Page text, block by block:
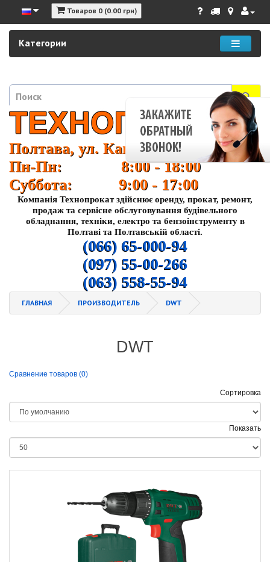
Товаров 0 (0.00 грн)
Категории
Полтава, ул. Кагамлыка 37
Пн-Пн: 8:00 - 18:00
Суббота: 9:00 - 17:00
Компанія Технопрокат здійснює оренду, прокат, ремонт,
продаж та сервісне обслуговування будівельного
обладнання, техніки, електро та бензоінструменту в
Полтаві та Полтавській області.
(066) 65-000-94
(097) 55-00-266
(063) 558-55-94
ГЛАВНАЯ ПРОИЗВОДИТЕЛЬ DWT
DWT
Сравнение товаров (0)
Сортировка
Показать